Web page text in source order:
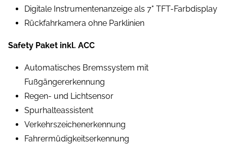
Digitale Instrumentenanzeige als 7" TFT-Farbdisplay
Rückfahrkamera ohne Parklinien
Safety Paket inkl. ACC
Automatisches Bremssystem mit
Fußgängererkennung
Regen- und Lichtsensor
Spurhalteassistent
Verkehrszeichenerkennung
Fahrermüdigkeitserkennung